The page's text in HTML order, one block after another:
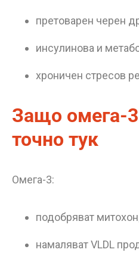
претоварен черен
инсулинова и
хроничен стресов
Защо омега-
точно тук
Омега-3:
подобряват
намаляват VLDL